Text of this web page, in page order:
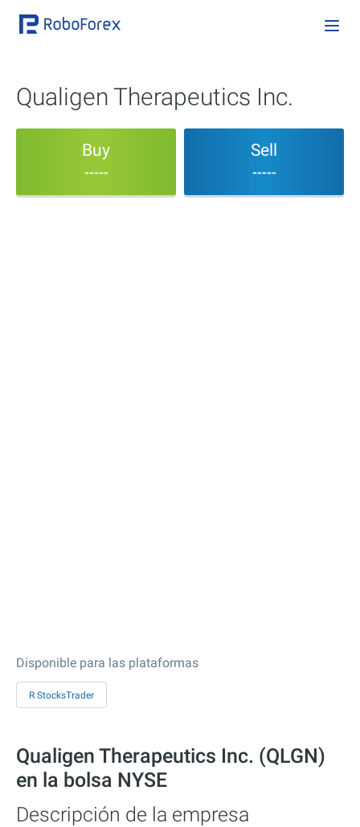
Qualigen Therapeutics Inc.
Buy
-----
Sell
-----
Disponible para las plataformas
R StocksTrader
Qualigen Therapeutics Inc. (QLGN)
en la bolsa NYSE
Descripción de la empresa